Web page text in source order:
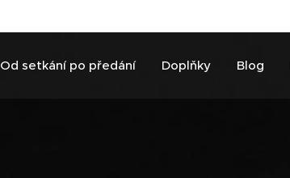
Od setkání po předání Doplňky Blog